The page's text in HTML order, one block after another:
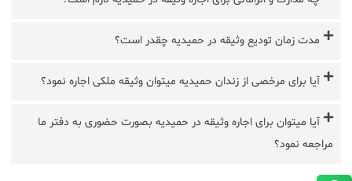
مدت زمان تودیع وثیقه در حمیدیه چقدر است؟
آیا برای مرخصی از زندان حمیدیه میتوان وثیقه ملکی اجاره نمود؟
آیا میتوان برای اجاره وثیقه در حمیدیه بصورت حضوری به دفتر ما
مراجعه نمود؟